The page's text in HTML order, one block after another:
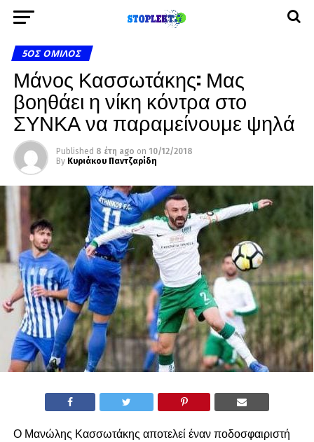
5ΟΣ ΌΜΙΛΟΣ
Μάνος Κασσωτάκης: Μας
βοηθάει η νίκη κόντρα στο
ΣΥΝΚΑ να παραμείνουμε ψηλά
Published 8 έτη ago on 10/12/2018
By Κυριάκου Παντζαρίδη
Ο Μανώλης Κασσωτάκης αποτελεί έναν ποδοσφαιριστή